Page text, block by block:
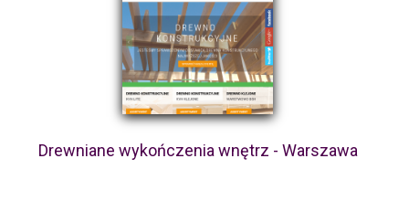
Drewniane wykończenia wnętrz - Warszawa